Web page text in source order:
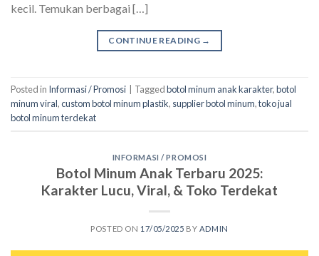
kecil. Temukan berbagai […]
CONTINUE READING →
Posted in Informasi / Promosi Taggedbotol minum anak karakter,botol
minum viral,custom botol minum plastik, supplier botol minum,toko jual
botol minum terdekat
INFORMASI / PROMOSI
Botol Minum Anak Terbaru 2025:
Karakter Lucu, Viral, & Toko Terdekat
POSTED ON 17/05/2025 BY ADMIN